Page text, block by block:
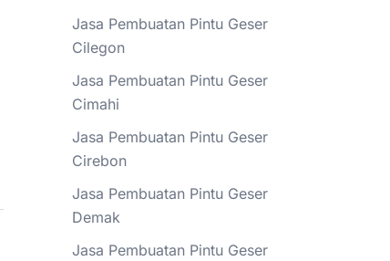
Jasa Pembuatan Pintu Geser
Cilegon
Jasa Pembuatan Pintu Geser
Cimahi
Jasa Pembuatan Pintu Geser
Cirebon
Jasa Pembuatan Pintu Geser
Demak
Jasa Pembuatan Pintu Geser